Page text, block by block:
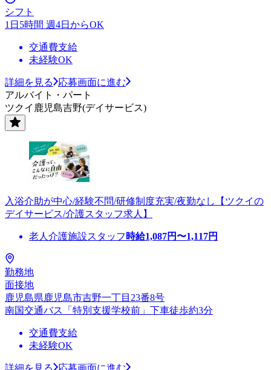
シフト
1日5時間 週4日からOK
交通費支給
未経験OK
詳細を見る
応募画面に進む
アルバイト・パート
ツクイ鹿児島吉野(デイサービス)
入浴介助が中心/経験不問/研修制度充実/夜勤なし【ツクイの
デイサービス/介護スタッフ求人】
老人介護施設スタッフ 時給1,087円〜1,117円
勤務地
面接地
鹿児島県鹿児島市吉野一丁目23番8号
南国交通バス「特別支援学校前」下車徒歩約3分
交通費支給
未経験OK
詳細を見る 応募画面に進む